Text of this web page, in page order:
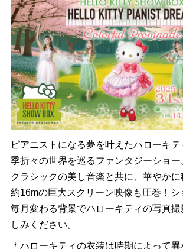
ピアニストになる夢を叶えたハローキ
季折々の世界を巡るファンタジーショー
クラシックの美し音楽と共に、華やか
約16mの巨大スクリーン映像も圧巻！シ
毎月変わる背景でハローキティの写真
しみください。
＊ハローキティの衣装は時期によって異